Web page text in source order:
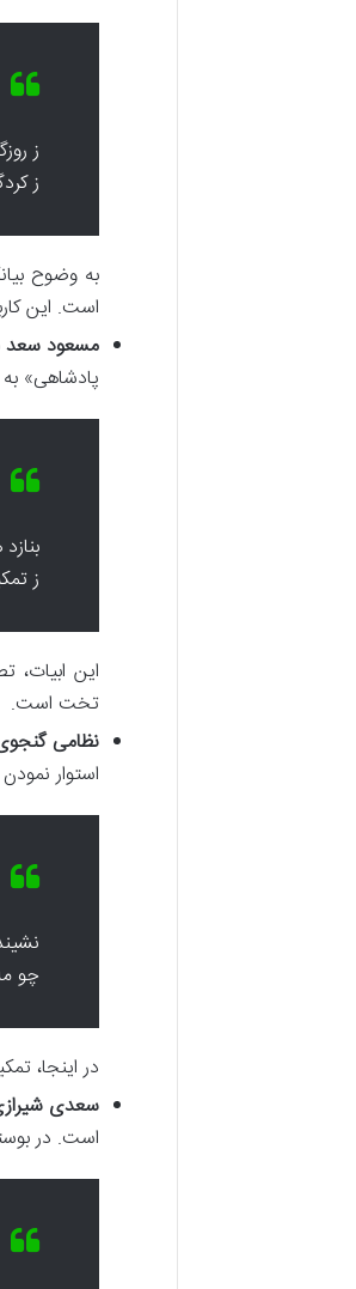
ز
ز
به وضوح
است. این
مسعود سعد
پادشاهی»
ز
این ابیات،
تخت است.
نظامی
استوار
چو
در اینجا،
سعدی
است. در